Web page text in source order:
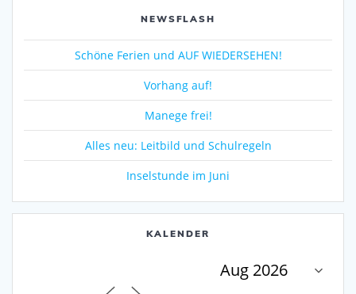
NEWSFLASH
Schöne Ferien und AUF WIEDERSEHEN!
Vorhang auf!
Manege frei!
Alles neu: Leitbild und Schulregeln
Inselstunde im Juni
KALENDER